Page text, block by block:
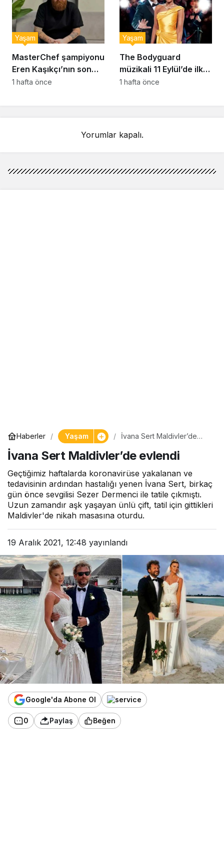
MasterChef şampiyonu
Eren Kaşıkçı’nın son
anlarındaki kahreden
Yaşam
1 hafta önce
The Bodyguard
müzikali 11 Eylül’de ilk
kez Türkiye’de
Yaşam
1 hafta önce
Yorumlar kapalı.
Haberler Yaşam
İvana Sert Maldivler’de
İvana Sert Maldivler’de evlendi
Geçtiğimiz haftalarda koronavirüse yakalanan ve
tedavisinin ardından hastalığı yenen İvana Sert, birkaç
gün önce sevgilisi Sezer Dermenci ile tatile çıkmıştı.
Uzun zamandır aşk yaşayan ünlü çift, tatil için gittikleri
Maldivler'de nikah masasına oturdu.
19 Aralık 2021, 12:48 yayınlandı
Google'da Abone Ol
0 Paylaş Beğen